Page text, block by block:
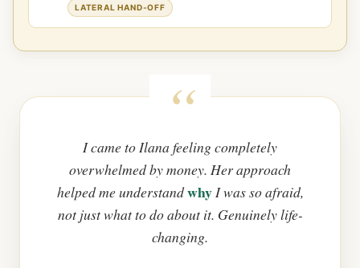
LATERAL HAND-OFF
I came to Ilana feeling completely
overwhelmed by money. Her approach
helped me understandwhyI was so afraid,
not just what to do about it. Genuinely life-
changing.